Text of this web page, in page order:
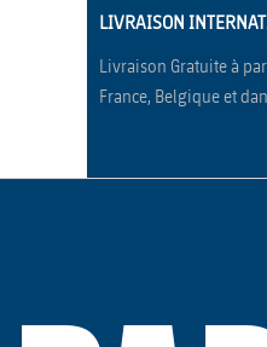
LIVRAISON
Livraison Gratuite à
France, Belgique et